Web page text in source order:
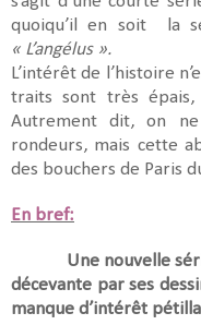
quoiqu’il en soit la
« L’angélus ».
L’intérêt de l’histoire
traits sont très épais,
Autrement dit, on
rondeurs, mais cette
des bouchers de Paris
En bref:
Une nouvelle
décevante par ses
manque d’intérêt